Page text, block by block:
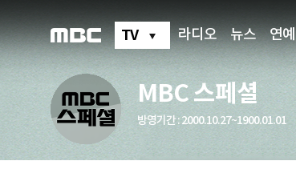
TV 라디오 뉴스 연예
페
셜
MBC 스페셜
방영기간 : 2000.10.27~1900.01.01